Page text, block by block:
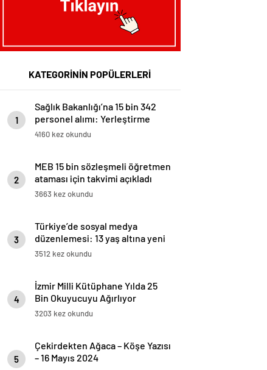
KATEGORİNİN POPÜLERLERİ
1
Sağlık Bakanlığı’na 15 bin 342
personel alımı: Yerleştirme
sonuçları açıklandı
4160 kez okundu
2
MEB 15 bin sözleşmeli öğretmen
ataması için takvimi açıkladı
3663 kez okundu
3
Türkiye’de sosyal medya
düzenlemesi: 13 yaş altına yeni
yasak geliyor
3512 kez okundu
4
İzmir Milli Kütüphane Yılda 25
Bin Okuyucuyu Ağırlıyor
3203 kez okundu
5
Çekirdekten Ağaca – Köşe Yazısı
– 16 Mayıs 2024